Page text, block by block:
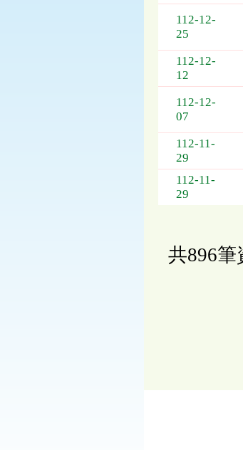
112-12-
25
112-12-
12
112-12-
07
112-11-
29
112-11-
29
共896筆